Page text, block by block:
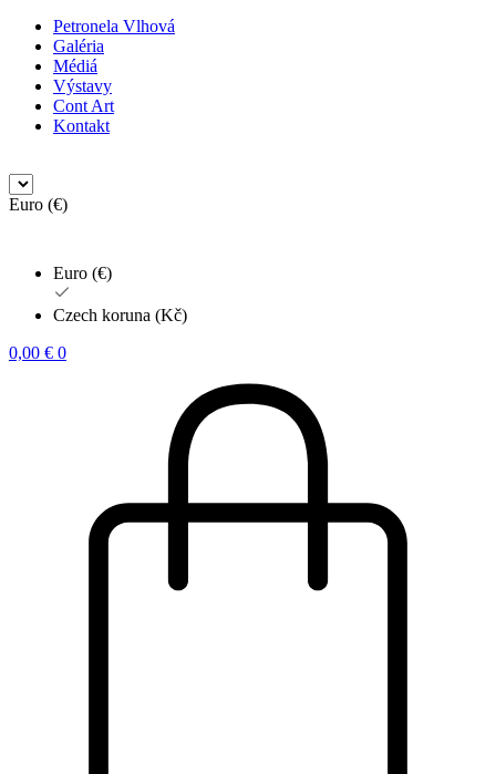
Petronela Vlhová
Galéria
Médiá
Výstavy
Cont Art
Kontakt
Euro (€)
Euro (€)
Czech koruna (Kč)
0,00 € 0